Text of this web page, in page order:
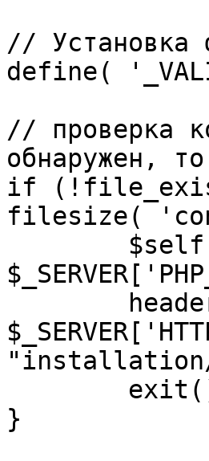
// Установка
define(
// проверка
обнаружен,
if
filesize(
}